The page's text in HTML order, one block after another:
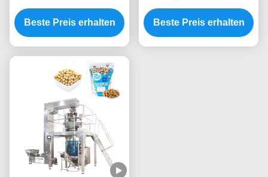
verpackende Füllung
der Maschinerie-380V
und versiegelnde
Beste Preis erhalten
Verpackmaschine 2.5kw
mechanisch
Beste Preis erhalten